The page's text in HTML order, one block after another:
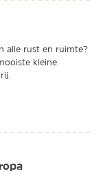
alle rust en ruimte?
kleine